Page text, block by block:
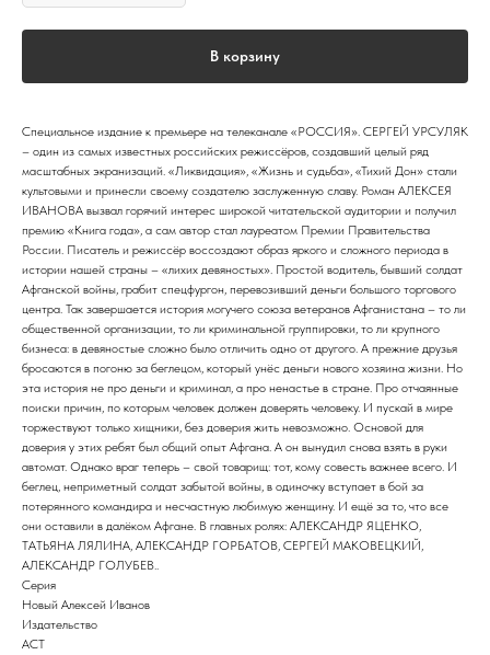
В корзину
Специальное издание к премьере на телеканале «РОССИЯ». СЕРГЕЙ УРСУЛЯК
– один из самых известных российских режиссёров, создавший целый ряд
масштабных экранизаций. «Ликвидация», «Жизнь и cудьба», «Тихий Дон» стали
культовыми и принесли своему создателю заслуженную славу. Роман АЛЕКСЕЯ
ИВАНОВА вызвал горячий интерес широкой читательской аудитории и получил
премию «Книга года», а сам автор стал лауреатом Премии Правительства
России. Писатель и режиссёр воссоздают образ яркого и сложного периода в
истории нашей страны – «лихих девяностых». Простой водитель, бывший солдат
Афганской войны, грабит спецфургон, перевозивший деньги большого торгового
центра. Так завершается история могучего союза ветеранов Афганистана – то ли
общественной организации, то ли криминальной группировки, то ли крупного
бизнеса: в девяностые сложно было отличить одно от другого. А прежние друзья
бросаются в погоню за беглецом, который унёс деньги нового хозяина жизни. Но
эта история не про деньги и криминал, а про ненастье в стране. Про отчаянные
поиски причин, по которым человек должен доверять человеку. И пускай в мире
торжествуют только хищники, без доверия жить невозможно. Основой для
доверия у этих ребят был общий опыт Афгана. А он вынудил снова взять в руки
автомат. Однако враг теперь – свой товарищ: тот, кому совесть важнее всего. И
беглец, неприметный солдат забытой войны, в одиночку вступает в бой за
потерянного командира и несчастную любимую женщину. И ещё за то, что все
они оставили в далёком Афгане. В главных ролях: АЛЕКСАНДР ЯЦЕНКО,
ТАТЬЯНА ЛЯЛИНА, АЛЕКСАНДР ГОРБАТОВ, СЕРГЕЙ МАКОВЕЦКИЙ,
АЛЕКСАНДР ГОЛУБЕВ..
Серия
Новый Алексей Иванов
Издательство
АСТ